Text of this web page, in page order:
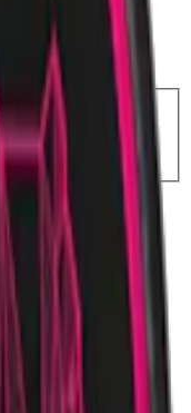
339,90 kr
Slim